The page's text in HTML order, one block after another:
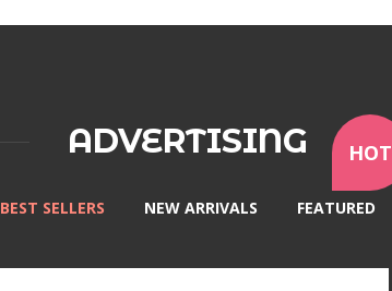
ADVERTISING
BEST SELLERS NEW ARRIVALS FEATURED
HOT